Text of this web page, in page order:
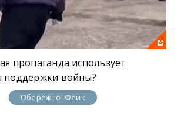
пропаганда использует
поддержки войны?
Обережно! Фейк